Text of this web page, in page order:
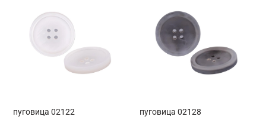
пуговица 02122 пуговица 02128